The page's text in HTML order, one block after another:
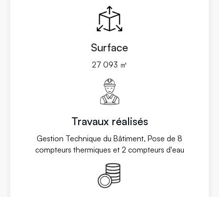
Surface
27 093 ㎡
Travaux réalisés
Gestion Technique du Bâtiment, Pose de 8
compteurs thermiques et 2 compteurs d'eau